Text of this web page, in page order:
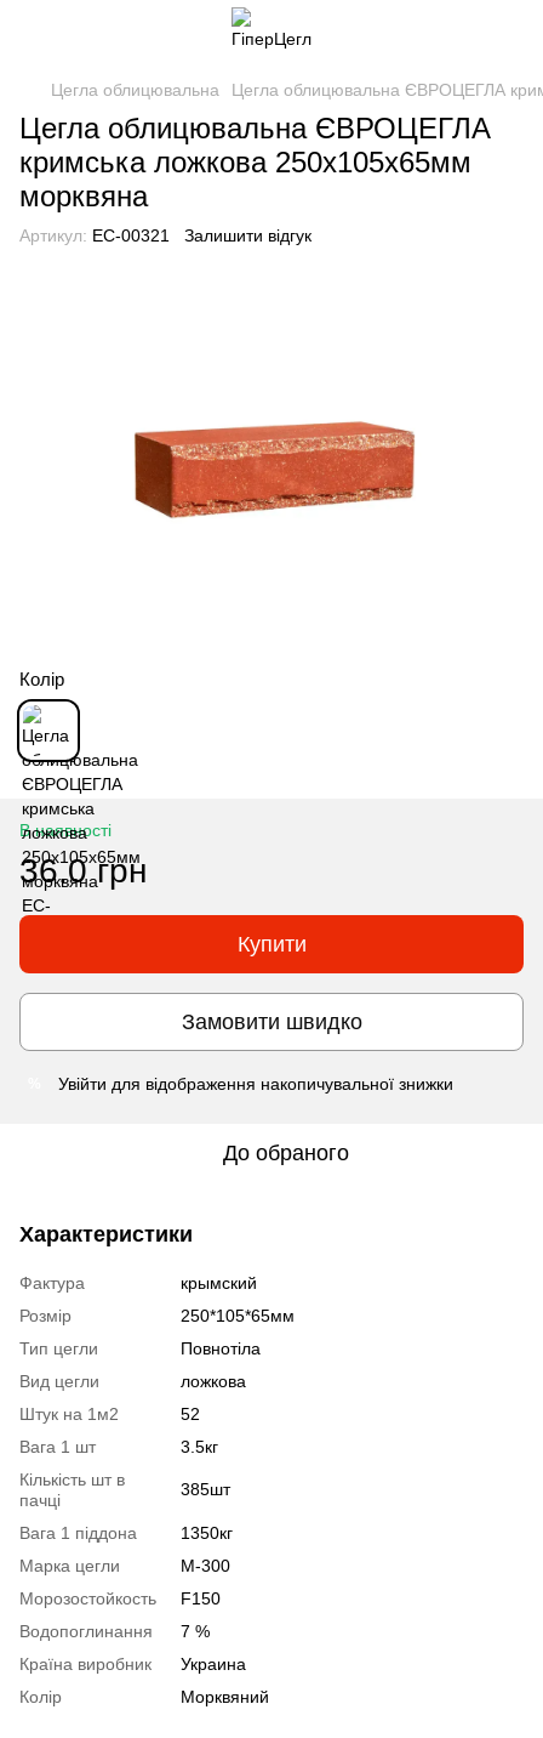
Цегла облицювальна Цегла облицювальна ЄВРОЦЕГЛА
Цегла облицювальна ЄВРОЦЕГЛА
кримська ложкова 250х105х65мм
морквяна
Артикул: EC-00321 Залишити відгук
Колір
В наявності
36.0 грн
Купити
Замовити швидко
Увійти для відображення накопичувальної знижки
До обраного
Характеристики
Фактура
крымский
Розмір
250*105*65мм
Тип цегли
Повнотіла
Вид цегли
ложкова
Штук на 1м2
52
Вага 1 шт
3.5кг
Кількість шт в
пачці
385шт
Вага 1 піддона
1350кг
Марка цегли
М-300
Морозостойкость
F150
Водопоглинання
7 %
Країна виробник
Украина
Колір
Морквяний